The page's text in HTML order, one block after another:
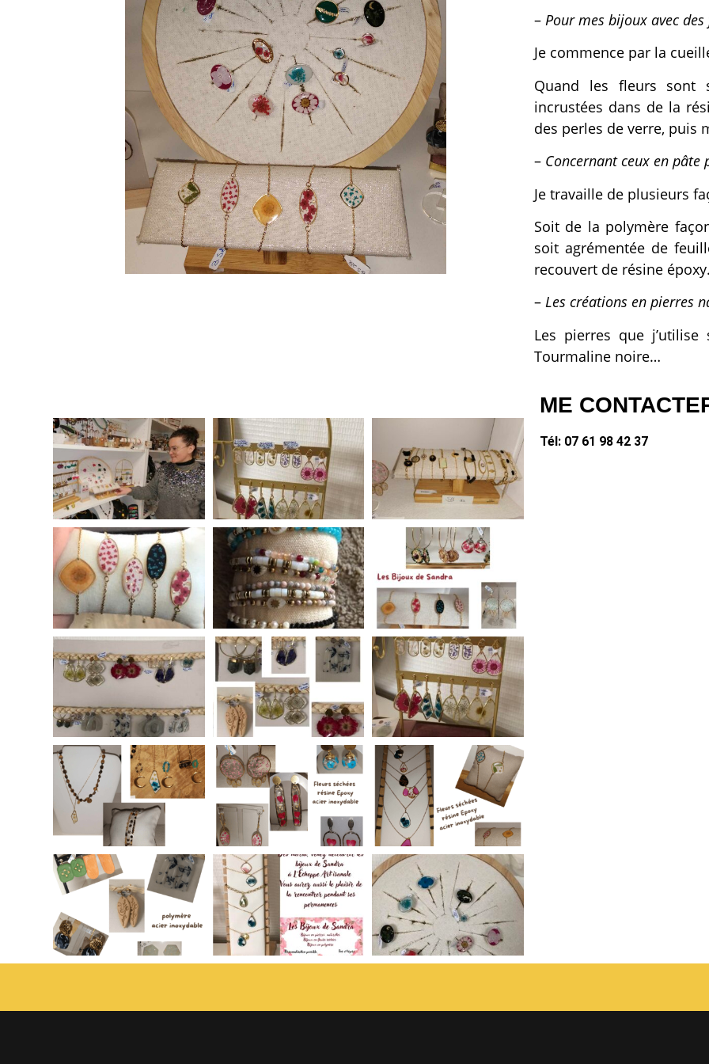
– Pour mes bijoux avec des
Je commence par la
Quand les fleurs sont
incrustées dans de la
des perles de verre, puis
– Concernant ceux en pâte
Je travaille de plusieurs
Soit de la polymère
soit agrémentée de
recouvert de résine
– Les créations en pierres
Les pierres que j’utilise
Tourmaline noire…
ME
Tél: 07 61 98 42 37